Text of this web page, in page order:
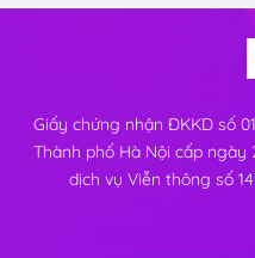
Giấy chứng nhận ĐKKD số
Thành phố Hà Nội cấp
dịch vụ Viễn thông số